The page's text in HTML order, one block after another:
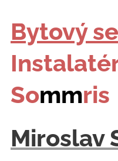
Bytový
Sommris
Miroslav